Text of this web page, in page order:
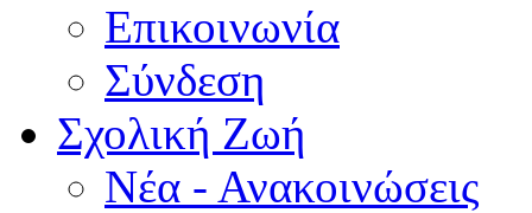
Επικοινωνία
Σύνδεση
Σχολική Ζωή
Νέα - Ανακοινώσεις